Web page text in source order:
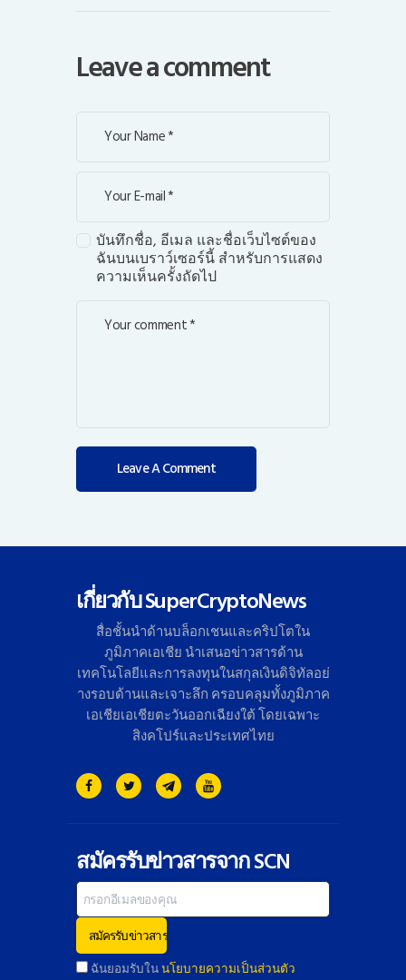
Leave a comment
บันทึกชื่อ, อีเมล และชื่อเว็บไซต์ของ
ฉันบนเบราว์เซอร์นี้ สำหรับการแสดง
ความเห็นครั้งถัดไป
เกี่ยวกับ SuperCryptoNews
สื่อชั้นนำด้านบล็อกเชนและคริปโตใน
ภูมิภาคเอเชีย นำเสนอข่าวสารด้าน
เทคโนโลยีและการลงทุนในสกุลเงินดิจิทัลอย่
างรอบด้านและเจาะลึก ครอบคลุมทั้งภูมิภาค
เอเชียเอเชียตะวันออกเฉียงใต้ โดยเฉพาะ
สิงคโปร์และประเทศไทย
สมัครรับข่าวสารจาก SCN
ฉันยอมรับในนโยบายความเป็นส่วนตัว